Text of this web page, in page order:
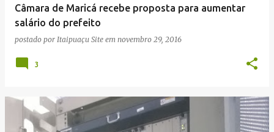
Câmara de Maricá recebe proposta para aumentar
salário do prefeito
postado por Itaipuaçu Site em novembro 29, 2016
3